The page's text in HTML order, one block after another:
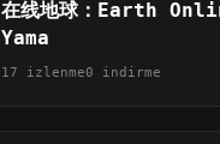
在线地球：Earth
Yama
17 izlenme0 indirme